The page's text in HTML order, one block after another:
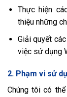
Thực hiện
thiệu những
Giải quyết
việc sử dụng
2. Phạm vi sử
Chúng tôi có